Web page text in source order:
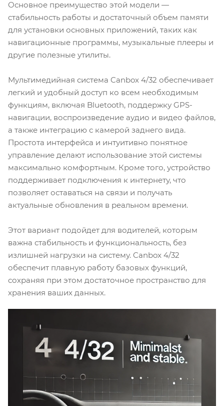
Основное преимущество этой модели —
стабильность работы и достаточный объем памяти
для установки основных приложений, таких как
навигационные программы, музыкальные плееры и
другие полезные утилиты.
Мультимедийная система Canbox 4/32 обеспечивает
легкий и удобный доступ ко всем необходимым
функциям, включая Bluetooth, поддержку GPS-
навигации, воспроизведение аудио и видео файлов,
а также интеграцию с камерой заднего вида.
Простота интерфейса и интуитивно понятное
управление делают использование этой системы
максимально комфортным. Кроме того, устройство
поддерживает подключения к интернету, что
позволяет оставаться на связи и получать
актуальные обновления в реальном времени.
Этот вариант подойдет для водителей, которым
важна стабильность и функциональность, без
излишней нагрузки на систему. Canbox 4/32
обеспечит плавную работу базовых функций,
сохраняя при этом достаточное пространство для
хранения ваших данных.